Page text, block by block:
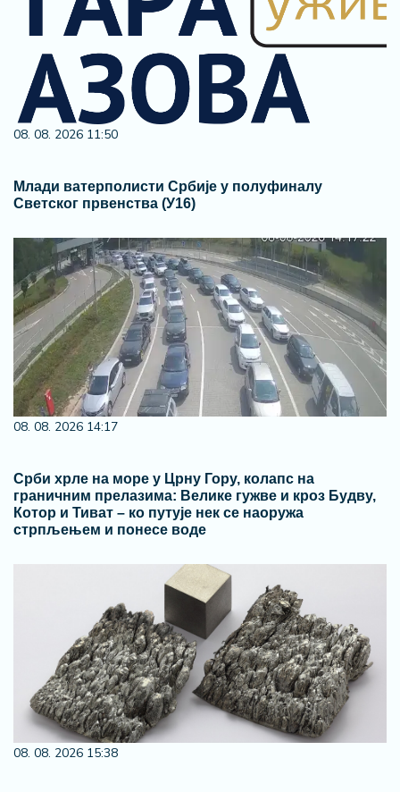
08. 08. 2026 11:50
Млади ватерполисти Србије у полуфиналу
Светског првенства (У16)
08. 08. 2026 14:17
Срби хрле на море у Црну Гору, колапс на
граничним прелазима: Велике гужве и кроз Будву,
Котор и Тиват – ко путује нек се наоружа
стрпљењем и понесе воде
08. 08. 2026 15:38